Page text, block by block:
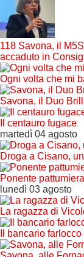
118 Savona, il
accaduto in
Ogni volta che mi
Savona, il Duo
Il centauro fugace
martedì 04 agosto
Droga a Cisano,
Ponente
lunedì 03 agosto
La ragazza di
Il bancario farlocco